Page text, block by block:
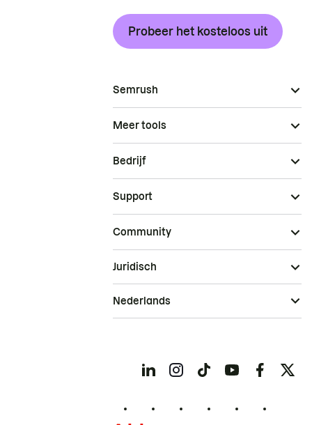
Probeer het kosteloos uit
Semrush
Meer tools
Bedrijf
Support
Community
Juridisch
Nederlands